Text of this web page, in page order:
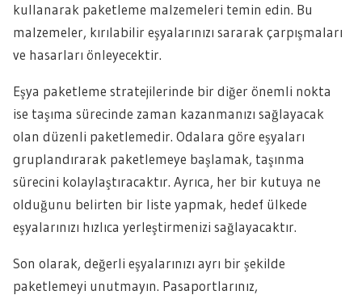
kullanarak paketleme malzemeleri temin edin. Bu
malzemeler, kırılabilir eşyalarınızı sararak çarpışmaları
ve hasarları önleyecektir.
Eşya paketleme stratejilerinde bir diğer önemli nokta
ise taşıma sürecinde zaman kazanmanızı sağlayacak
olan düzenli paketlemedir. Odalara göre eşyaları
gruplandırarak paketlemeye başlamak, taşınma
sürecini kolaylaştıracaktır. Ayrıca, her bir kutuya ne
olduğunu belirten bir liste yapmak, hedef ülkede
eşyalarınızı hızlıca yerleştirmenizi sağlayacaktır.
Son olarak, değerli eşyalarınızı ayrı bir şekilde
paketlemeyi unutmayın. Pasaportlarınız,